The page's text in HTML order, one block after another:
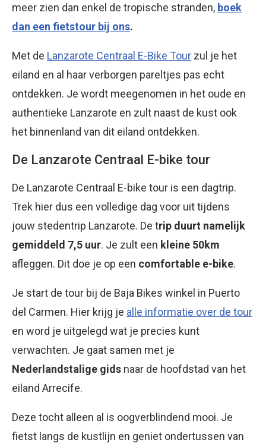
meer zien dan enkel de tropische stranden, boek
dan een fietstour bij ons.
Met de Lanzarote Centraal E-Bike Tour zul je het
eiland en al haar verborgen pareltjes pas echt
ontdekken. Je wordt meegenomen in het oude en
authentieke Lanzarote en zult naast de kust ook
het binnenland van dit eiland ontdekken.
De Lanzarote Centraal E-bike tour
De Lanzarote Centraal E-bike tour is een dagtrip.
Trek hier dus een volledige dag voor uit tijdens
jouw stedentrip Lanzarote. De trip duurt namelijk
gemiddeld 7,5 uur. Je zult een kleine 50km
afleggen. Dit doe je op een comfortable e-bike.
Je start de tour bij de Baja Bikes winkel in Puerto
del Carmen. Hier krijg je alle informatie over de tour
en word je uitgelegd wat je precies kunt
verwachten. Je gaat samen met je
Nederlandstalige gids naar de hoofdstad van het
eiland Arrecife.
Deze tocht alleen al is oogverblindend mooi. Je
fietst langs de kustlijn en geniet ondertussen van